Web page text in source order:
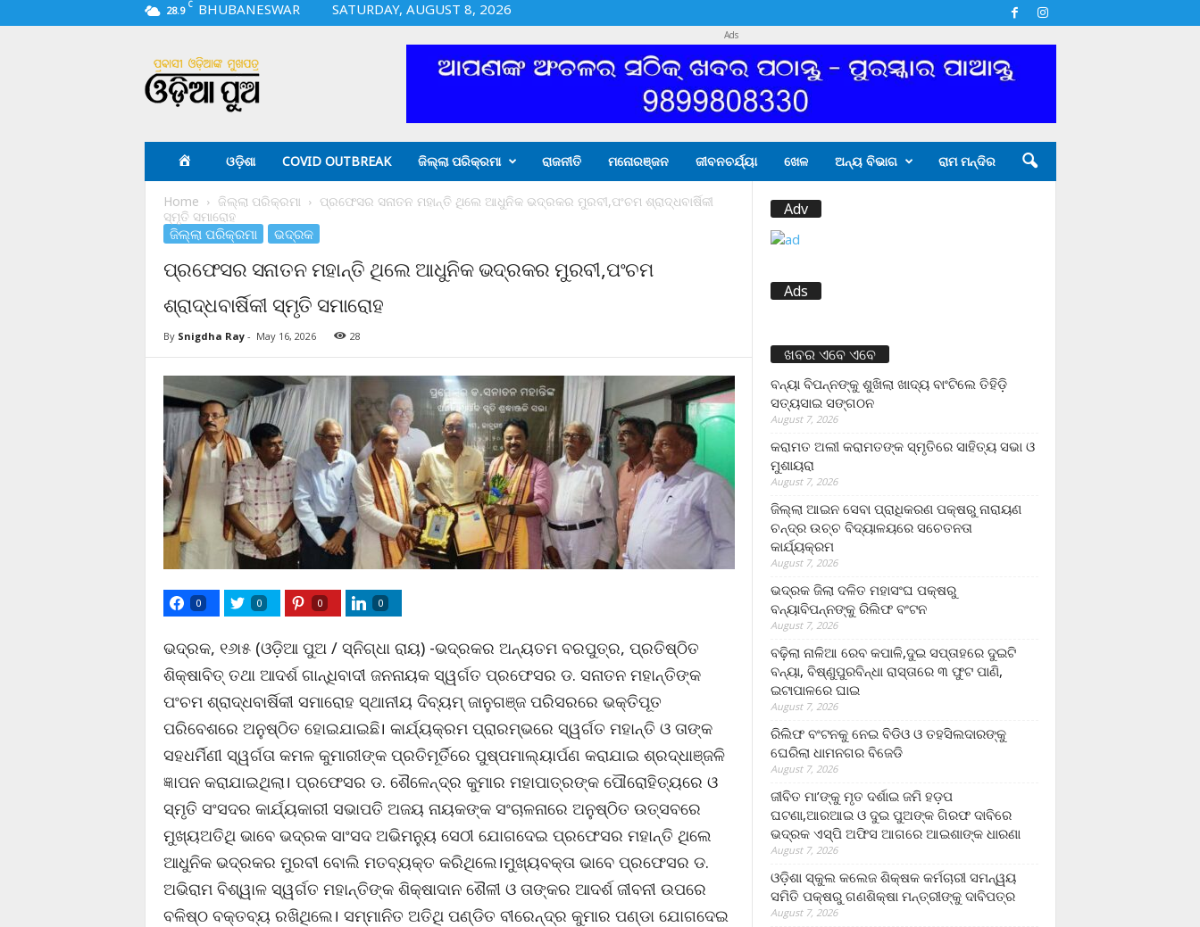
28.9 C BHUBANESWAR
SATURDAY, AUGUST 8, 2026
i
a
Ads
ଓଡ଼ିଶା COVID OUTBREAK ଜିଲ୍ଲା ପରିକ୍ରମା ରାଜନୀତି ମନୋରଞ୍ଜନ ଜୀବନଚର୍ଯ୍ୟା ଖେଳ ଅନ୍ୟ ବିଭାଗ ରାମ ମନ୍ଦିର
Home ଜିଲ୍ଲା ପରିକ୍ରମା
ପ୍ରଫେସର ସନାତନ ମହାନ୍ତି ଥିଲେ ଆଧୁନିକ ଭଦ୍ରକର ମୁରବୀ,ପଂଚମ ଶ୍ରାଦ୍ଧବାର୍ଷିକୀ
ସ୍ମୃତି ସମାରୋହ
ଜିଲ୍ଲା ପରିକ୍ରମା ଭଦ୍ରକ
ପ୍ରଫେସର ସନାତନ ମହାନ୍ତି ଥିଲେ ଆଧୁନିକ ଭଦ୍ରକର ମୁରବୀ,ପଂଚମ
ଶ୍ରାଦ୍ଧବାର୍ଷିକୀ ସ୍ମୃତି ସମାରୋହ
By Snigdha Ray- May 16, 2026 28
0 0 0 0
ଭଦ୍ରକ, ୧୬ା୫ (ଓଡ଼ିଆ ପୁଅ / ସ୍ନିଗ୍ଧା ରାୟ) -ଭଦ୍ରକର ଅନ୍ୟତମ ବରପୁତ୍ର, ପ୍ରତିଷ୍ଠିତ
ଶିକ୍ଷାବିତ୍ ତଥା ଆଦର୍ଶ ଗାନ୍ଧିବାଦୀ ଜନନାୟକ ସ୍ୱର୍ଗତ ପ୍ରଫେସର ଡ. ସନାତନ ମହାନ୍ତିଙ୍କ
ପଂଚମ ଶ୍ରାଦ୍ଧବାର୍ଷିକୀ ସମାରୋହ ସ୍ଥାନୀୟ ଦିବ୍ୟମ୍ ଜାନୁଗଞ୍ଜ ପରିସରରେ ଭକ୍ତିପୂତ
ପରିବେଶରେ ଅନୁଷ୍ଠିତ ହୋଇଯାଇଛି। କାର୍ଯ୍ୟକ୍ରମ ପ୍ରାରମ୍ଭରେ ସ୍ୱର୍ଗତ ମହାନ୍ତି ଓ ତାଙ୍କ
ସହଧର୍ମିଣୀ ସ୍ୱର୍ଗତା କମଳ କୁମାରୀଙ୍କ ପ୍ରତିମୂର୍ତିରେ ପୁଷ୍ପମାଲ୍ୟାର୍ପଣ କରାଯାଇ ଶ୍ରଦ୍ଧାଞ୍ଜଳି
ଜ୍ଞାପନ କରାଯାଇଥିଲା। ପ୍ରଫେସର ଡ. ଶୈଳେନ୍ଦ୍ର କୁମାର ମହାପାତ୍ରଙ୍କ ପୌରୋହିତ୍ୟରେ ଓ
ସ୍ମୃତି ସଂସଦର କାର୍ଯ୍ୟକାରୀ ସଭାପତି ଅଜୟ ନାୟକଙ୍କ ସଂଚାଳନାରେ ଅନୁଷ୍ଠିତ ଉତ୍ସବରେ
ମୁଖ୍ୟଅତିଥି ଭାବେ ଭଦ୍ରକ ସାଂସଦ ଅଭିମନ୍ୟୁ ସେଠୀ ଯୋଗଦେଇ ପ୍ରଫେସର ମହାନ୍ତି ଥିଲେ
ଆଧୁନିକ ଭଦ୍ରକର ମୁରବୀ ବୋଲି ମତବ୍ୟକ୍ତ କରିଥିଲେ।ମୁଖ୍ୟବକ୍ତା ଭାବେ ପ୍ରଫେସର ଡ.
ଅଭିରାମ ବିଶ୍ୱାଳ ସ୍ୱର୍ଗତ ମହାନ୍ତିଙ୍କ ଶିକ୍ଷାଦାନ ଶୈଳୀ ଓ ତାଙ୍କର ଆଦର୍ଶ ଜୀବନୀ ଉପରେ
ବଳିଷ୍ଠ ବକ୍ତବ୍ୟ ରଖିଥିଲେ। ସମ୍ମାନିତ ଅତିଥି ପଣ୍ଡିତ ବୀରେନ୍ଦ୍ର କୁମାର ପଣ୍ଡା ଯୋଗଦେଇ
Adv
Ads
ଖବର ଏବେ ଏବେ
ବନ୍ୟା ବିପନ୍ନଙ୍କୁ ଶୁଖିଲା ଖାଦ୍ୟ ବାଂଟିଲେ ତିହିଡି଼
ସତ୍ୟସାଇ ସଙ୍ଗଠନ
August 7, 2026
କରାମତ ଅଲୀ କରାମତଙ୍କ ସ୍ମୃତିରେ ସାହିତ୍ୟ ସଭା ଓ
ମୁଶାୟରା
August 7, 2026
ଜିଲ୍ଲା ଆଇନ ସେବା ପ୍ରାଧିକରଣ ପକ୍ଷରୁ ନାରାୟଣ
ଚନ୍ଦ୍ର ଉଚ୍ଚ ବିଦ୍ୟାଳୟରେ ସଚେତନତା
କାର୍ଯ୍ୟକ୍ରମ
August 7, 2026
ଭଦ୍ରକ ଜିଲା ଦଳିତ ମହାସଂଘ ପକ୍ଷରୁ
ବନ୍ୟାବିପନ୍ନଙ୍କୁ ରିଲିଫ ବଂଟନ
August 7, 2026
ବଢ଼ିଲା ନାଳିଆ ରେବ କପାଳି,ଦୁଇ ସପ୍ତାହରେ ଦୁଇଟି
ବନ୍ୟା, ବିଷ୍ଣୁପୁରବିନ୍ଧା ରାସ୍ତାରେ ୩ ଫୁଟ ପାଣି,
ଇଟାପାଳରେ ଘାଇ
August 7, 2026
ରିଲିଫ ବଂଟନକୁ ନେଇ ବିଡିଓ ଓ ତହସିଲଦାରଙ୍କୁ
ଘେରିଲା ଧାମନଗର ବିଜେଡି
August 7, 2026
ଜୀବିତ ମା’ଙ୍କୁ ମୃତ ଦର୍ଶାଇ ଜମି ହଡ଼ପ
ଘଟଣା,ଆରଆଇ ଓ ଦୁଇ ପୁଅଙ୍କ ଗିରଫ ଦାବିରେ
ଭଦ୍ରକ ଏସ୍‌ପି ଅଫିସ ଆଗରେ ଆଇଶାଙ୍କ ଧାରଣା
August 7, 2026
ଓଡ଼ିଶା ସ୍କୁଲ କଲେଜ ଶିକ୍ଷକ କର୍ମଚାରୀ ସମନ୍ୱୟ
ସମିତି ପକ୍ଷରୁ ଗଣଶିକ୍ଷା ମନ୍ତ୍ରୀଙ୍କୁ ଦାବିପତ୍ର
August 7, 2026